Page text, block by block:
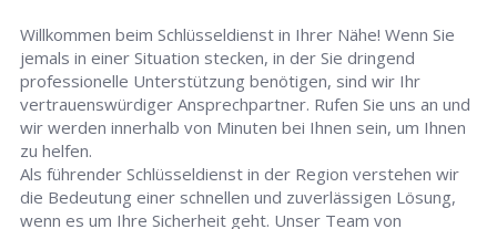
Willkommen beim Schlüsseldienst in Ihrer Nähe! Wenn Sie
jemals in einer Situation stecken, in der Sie dringend
professionelle Unterstützung benötigen, sind wir Ihr
vertrauenswürdiger Ansprechpartner. Rufen Sie uns an und
wir werden innerhalb von Minuten bei Ihnen sein, um Ihnen
zu helfen.
Als führender Schlüsseldienst in der Region verstehen wir
die Bedeutung einer schnellen und zuverlässigen Lösung,
wenn es um Ihre Sicherheit geht. Unser Team von